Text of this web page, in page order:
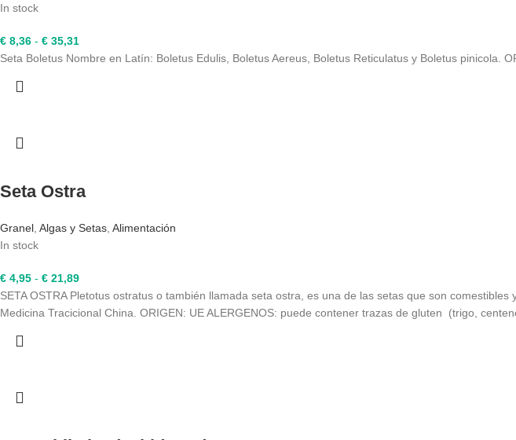
In stock
€ 8,36 - € 35,31
de
Seta Boletus Nombre en Latín: Boletus Edulis, Boletus Aereus, Boletus Reticulatus y Boletus pinicola.
Seta Ostra
Granel Algas y Setas Alimentación
In stock
€ 4,95 - € 21,89Rango
de
precios:
SETA OSTRA Pletotus ostratus o también llamada seta ostra, es una de las setas que son
Medicina Tracicional China. ORIGEN: UE ALERGENOS: puede contener trazas de gluten (trigo,